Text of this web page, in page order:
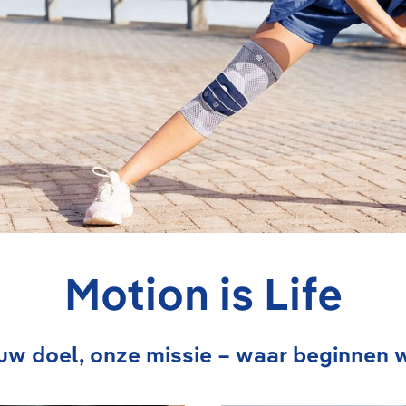
Motion is Life
doel, onze missie – waar beginnen